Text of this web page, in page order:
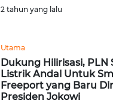
2 tahun yang lalu
Utama
Dukung Hilirisasi, PLN
Listrik Andal Untuk
Freeport yang Baru
Presiden Jokowi